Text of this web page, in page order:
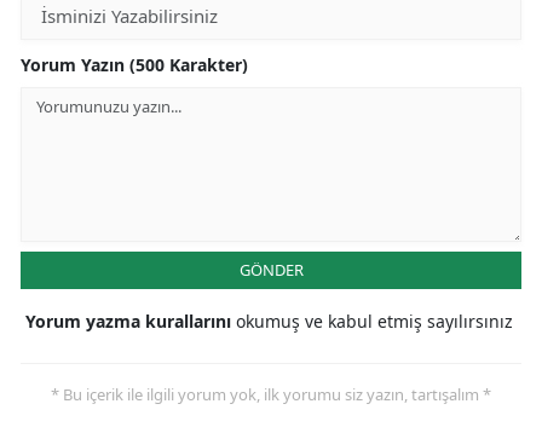
Yorum Yazın (500 Karakter)
GÖNDER
Yorum yazma kurallarını okumuş ve kabul etmiş sayılırsınız
* Bu içerik ile ilgili yorum yok, ilk yorumu siz yazın, tartışalım *